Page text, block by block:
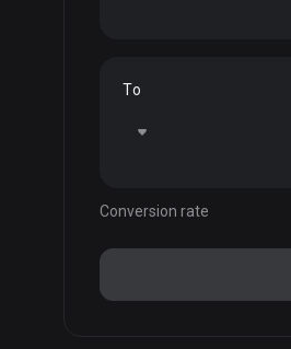
To
Conversion rate